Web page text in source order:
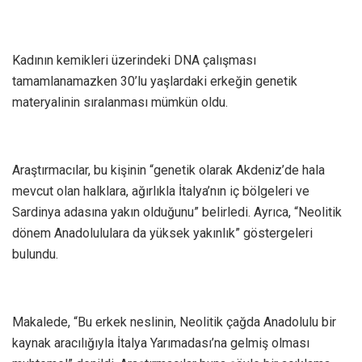
Kadının kemikleri üzerindeki DNA çalışması
tamamlanamazken 30’lu yaşlardaki erkeğin genetik
materyalinin sıralanması mümkün oldu.
Araştırmacılar, bu kişinin “genetik olarak Akdeniz’de hala
mevcut olan halklara, ağırlıkla İtalya’nın iç bölgeleri ve
Sardinya adasına yakın olduğunu” belirledi. Ayrıca, “Neolitik
dönem Anadolululara da yüksek yakınlık” göstergeleri
bulundu.
Makalede, “Bu erkek neslinin, Neolitik çağda Anadolulu bir
kaynak aracılığıyla İtalya Yarımadası’na gelmiş olması